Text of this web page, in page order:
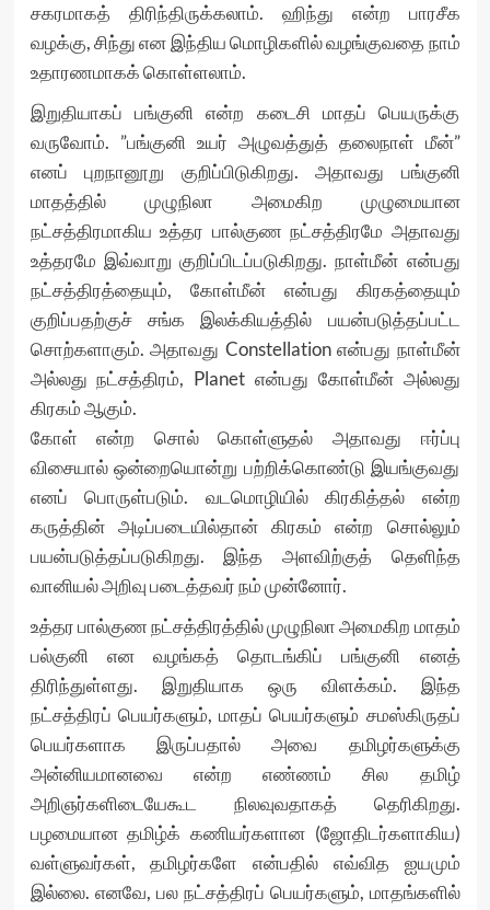
சகரமாகத் திரிந்திருக்கலாம். ஹிந்து என்ற பாரசீக
வழக்கு, சிந்து என இந்திய மொழிகளில் வழங்குவதை நாம்
உதாரணமாகக் கொள்ளலாம்.
இறுதியாகப் பங்குனி என்ற கடைசி மாதப் பெயருக்கு
வருவோம். ”பங்குனி உயர் அழுவத்துத் தலைநாள் மீன்”
எனப் புறநானூறு குறிப்பிடுகிறது. அதாவது பங்குனி
மாதத்தில் முழுநிலா அமைகிற முழுமையான
நட்சத்திரமாகிய உத்தர பால்குண நட்சத்திரமே அதாவது
உத்தரமே இவ்வாறு குறிப்பிடப்படுகிறது. நாள்மீன் என்பது
நட்சத்திரத்தையும், கோள்மீன் என்பது கிரகத்தையும்
குறிப்பதற்குச் சங்க இலக்கியத்தில் பயன்படுத்தப்பட்ட
சொற்களாகும். அதாவது Constellation என்பது நாள்மீன்
அல்லது நட்சத்திரம், Planet என்பது கோள்மீன் அல்லது
கிரகம் ஆகும்.
கோள் என்ற சொல் கொள்ளுதல் அதாவது ஈர்ப்பு
விசையால் ஒன்றையொன்று பற்றிக்கொண்டு இயங்குவது
எனப் பொருள்படும். வடமொழியில் கிரகித்தல் என்ற
கருத்தின் அடிப்படையில்தான் கிரகம் என்ற சொல்லும்
பயன்படுத்தப்படுகிறது. இந்த அளவிற்குத் தெளிந்த
வானியல் அறிவு படைத்தவர் நம் முன்னோர்.
உத்தர பால்குண நட்சத்திரத்தில் முழுநிலா அமைகிற மாதம்
பல்குனி என வழங்கத் தொடங்கிப் பங்குனி எனத்
திரிந்துள்ளது. இறுதியாக ஒரு விளக்கம். இந்த
நட்சத்திரப் பெயர்களும், மாதப் பெயர்களும் சமஸ்கிருதப்
பெயர்களாக இருப்பதால் அவை தமிழர்களுக்கு
அன்னியமானவை என்ற எண்ணம் சில தமிழ்
அறிஞர்களிடையேகூட நிலவுவதாகத் தெரிகிறது.
பழமையான தமிழ்க் கணியர்களான (ஜோதிடர்களாகிய)
வள்ளுவர்கள், தமிழர்களே என்பதில் எவ்வித ஐயமும்
இல்லை. எனவே, பல நட்சத்திரப் பெயர்களும், மாதங்களில்